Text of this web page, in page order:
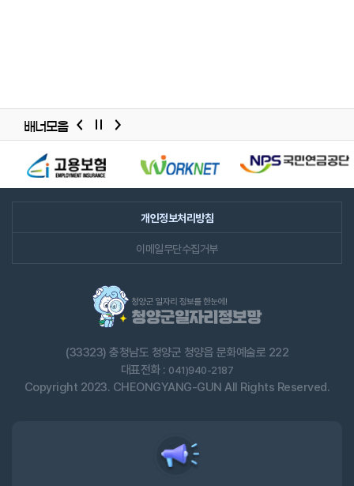
슬라이드
배너모음
개인정보처리방침
이메일무단수집거부
(33323) 충청남도 청양군 청양읍 문화예술로 222
대표전화 : 041)940-2187
Copyright 2023. CHEONGYANG-GUN All Rights Reserved.